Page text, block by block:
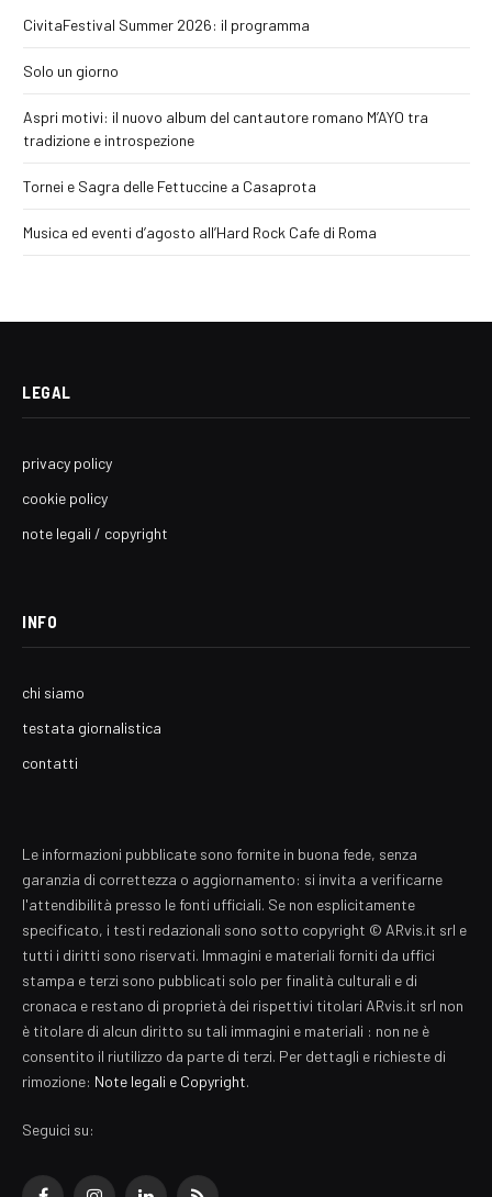
CivitaFestival Summer 2026: il programma
Solo un giorno
Aspri motivi: il nuovo album del cantautore romano M’AYO tra
tradizione e introspezione
Tornei e Sagra delle Fettuccine a Casaprota
Musica ed eventi d’agosto all’Hard Rock Cafe di Roma
LEGAL
privacy policy
cookie policy
note legali / copyright
INFO
chi siamo
testata giornalistica
contatti
Le informazioni pubblicate sono fornite in buona fede, senza
garanzia di correttezza o aggiornamento: si invita a verificarne
l'attendibilità presso le fonti ufficiali. Se non esplicitamente
specificato, i testi redazionali sono sotto copyright © ARvis.it srl e
tutti i diritti sono riservati. Immagini e materiali forniti da uffici
stampa e terzi sono pubblicati solo per finalità culturali e di
cronaca e restano di proprietà dei rispettivi titolari ARvis.it srl non
è titolare di alcun diritto su tali immagini e materiali : non ne è
consentito il riutilizzo da parte di terzi. Per dettagli e richieste di
rimozione: Note legali e Copyright.
Seguici su: